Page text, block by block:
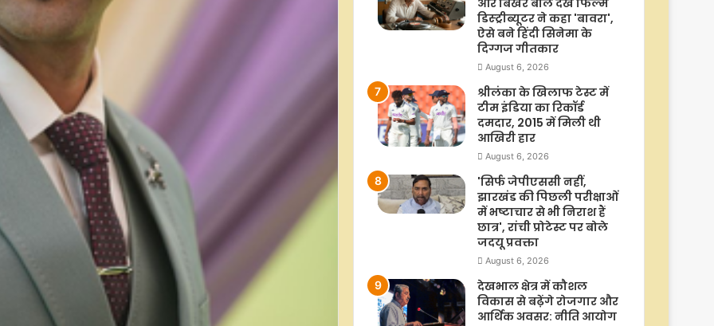
और बिखरे बाल देख फिल्म
डिस्ट्रीब्यूटर ने कहा 'बावरा',
ऐसे बने हिंदी सिनेमा के
दिग्गज गीतकार
August 6, 2026
श्रीलंका के खिलाफ टेस्ट में
टीम इंडिया का रिकॉर्ड
दमदार, 2015 में मिली थी
आखिरी हार
August 6, 2026
'सिर्फ जेपीएससी नहीं,
झारखंड की पिछली परीक्षाओं
में भष्टाचार से भी निराश हैं
छात्र', रांची प्रोटेस्ट पर बोले
जदयू प्रवक्ता
August 6, 2026
देखभाल क्षेत्र में कौशल
विकास से बढ़ेंगे रोजगार और
आर्थिक अवसर: नीति आयोग